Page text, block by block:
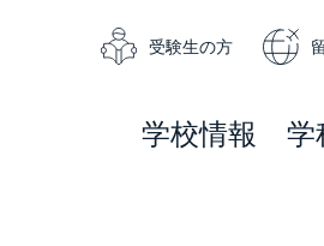
受験生の方
学校情報 学